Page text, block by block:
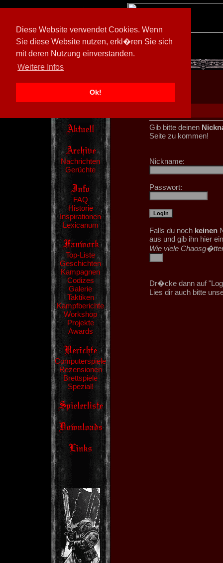
Diese Website verwendet Cookies. Wenn
Sie diese Website nutzen, erkl�ren Sie sich
mit deren Nutzung einverstanden.
Weitere Infos
Ok!
[ 594026/M3]
Nachrichten
Gerüchte
FAQ
Historie
Inspirationen
Lexicanum
Top-Liste
Geschichten
Kampagnen
Codizes
Galerie
Taktiken
Kampfberichte
Workshop
Projekte
Awards
Computerspiele
Rezensionen
Brettspiele
Spezial!
Gib bitte deinen
Seite zu kommen!
Nickname:
Passwort:
Falls du noch keinen
aus und gib ihn hier
Wie viele
Dr�cke dann auf
Lies dir auch bitte